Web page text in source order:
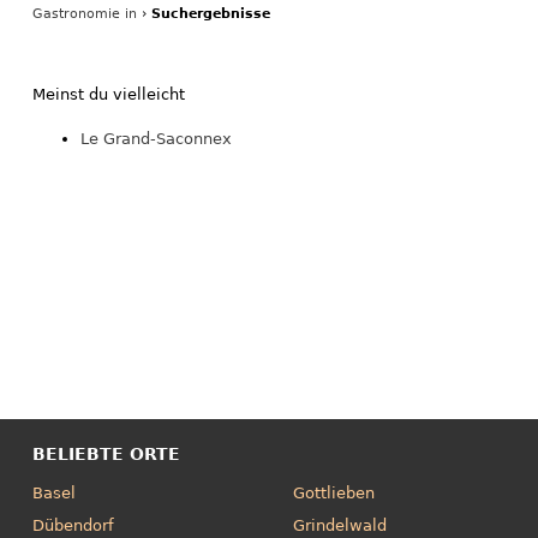
Gastronomie in › Suchergebnisse
Meinst du vielleicht
Le Grand-Saconnex
BELIEBTE ORTE
Basel
Dübendorf
Gottlieben
Grindelwald